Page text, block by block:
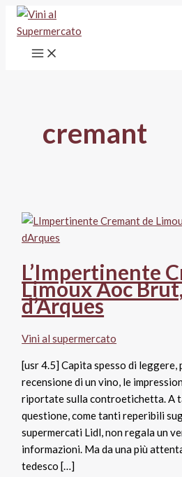
Vai
contenuto
cremant
L’Impertinente
Limoux Aoc
d’Arques
Vini al supermercato
[usr 4.5] Capita spesso di leggere,
recensione di un vino, le
riportate sulla controetichetta. A
questione, come tanti reperibili
supermercati Lidl, non regala un
informazioni. Ma da una più
tedesco […]